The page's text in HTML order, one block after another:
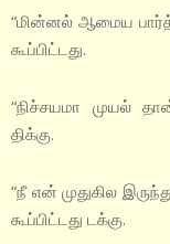
“மின்னல் ஆமைய
கூப்பிட்டது.
“நிச்சயமா முயல்
திக்கு.
“நீ என் முதுகில
கூப்பிட்டது டக்கு.